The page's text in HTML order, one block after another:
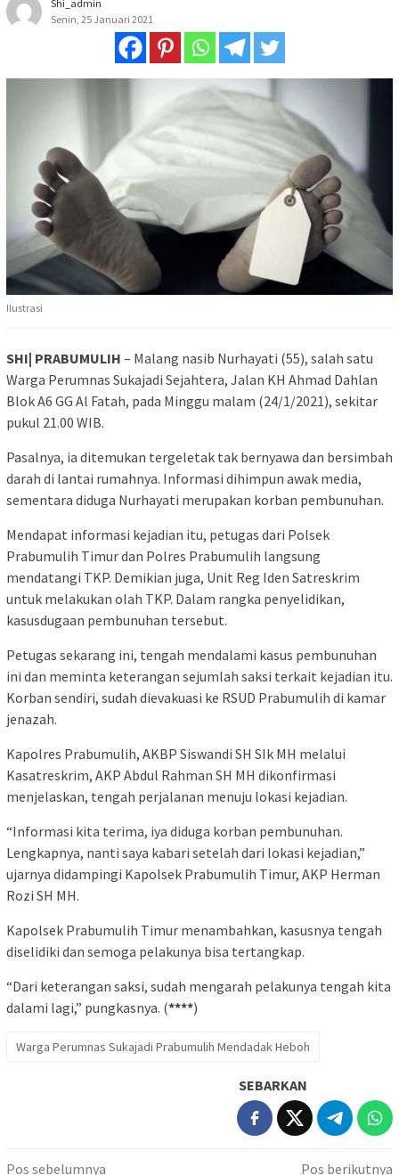
Shi_admin
Senin, 25 Januari 2021
Ilustrasi
SHI| PRABUMULIH – Malang nasib Nurhayati (55), salah satu
Warga Perumnas Sukajadi Sejahtera, Jalan KH Ahmad Dahlan
Blok A6 GG Al Fatah, pada Minggu malam (24/1/2021), sekitar
pukul 21.00 WIB.
Pasalnya, ia ditemukan tergeletak tak bernyawa dan bersimbah
darah di lantai rumahnya. Informasi dihimpun awak media,
sementara diduga Nurhayati merupakan korban pembunuhan.
Mendapat informasi kejadian itu, petugas dari Polsek
Prabumulih Timur dan Polres Prabumulih langsung
mendatangi TKP. Demikian juga, Unit Reg Iden Satreskrim
untuk melakukan olah TKP. Dalam rangka penyelidikan,
kasusdugaan pembunuhan tersebut.
Petugas sekarang ini, tengah mendalami kasus pembunuhan
ini dan meminta keterangan sejumlah saksi terkait kejadian itu.
Korban sendiri, sudah dievakuasi ke RSUD Prabumulih di kamar
jenazah.
Kapolres Prabumulih, AKBP Siswandi SH SIk MH melalui
Kasatreskrim, AKP Abdul Rahman SH MH dikonfirmasi
menjelaskan, tengah perjalanan menuju lokasi kejadian.
“Informasi kita terima, iya diduga korban pembunuhan.
Lengkapnya, nanti saya kabari setelah dari lokasi kejadian,”
ujarnya didampingi Kapolsek Prabumulih Timur, AKP Herman
Rozi SH MH.
Kapolsek Prabumulih Timur menambahkan, kasusnya tengah
diselidiki dan semoga pelakunya bisa tertangkap.
“Dari keterangan saksi, sudah mengarah pelakunya tengah kita
dalami lagi,” pungkasnya. (****)
Warga Perumnas Sukajadi Prabumulih Mendadak Heboh
SEBARKAN
Pos sebelumnya Pos berikutnya